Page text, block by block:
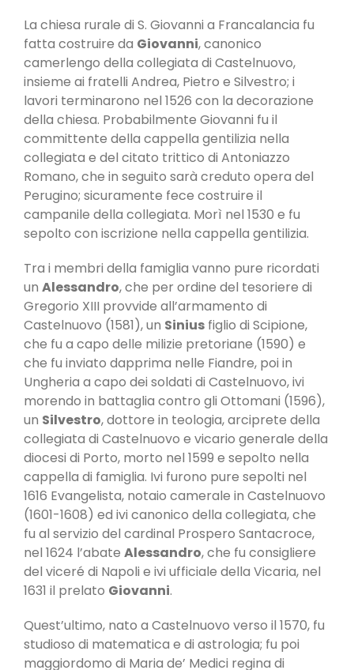
La chiesa rurale di S. Giovanni a Francalancia fu
fatta costruire da Giovanni, canonico
camerlengo della collegiata di Castelnuovo,
insieme ai fratelli Andrea, Pietro e Silvestro; i
lavori terminarono nel 1526 con la decorazione
della chiesa. Probabilmente Giovanni fu il
committente della cappella gentilizia nella
collegiata e del citato trittico di Antoniazzo
Romano, che in seguito sarà creduto opera del
Perugino; sicuramente fece costruire il
campanile della collegiata. Morì nel 1530 e fu
sepolto con iscrizione nella cappella gentilizia.
Tra i membri della famiglia vanno pure ricordati
un Alessandro, che per ordine del tesoriere di
Gregorio XIII provvide all’armamento di
Castelnuovo (1581), un Sinius figlio di Scipione,
che fu a capo delle milizie pretoriane (1590) e
che fu inviato dapprima nelle Fiandre, poi in
Ungheria a capo dei soldati di Castelnuovo, ivi
morendo in battaglia contro gli Ottomani (1596),
un Silvestro, dottore in teologia, arci­prete della
collegiata di Castelnuovo e vicario generale della
diocesi di Porto, morto nel 1599 e sepolto nella
cappella di famiglia. Ivi furono pure sepolti nel
1616 Evangelista, notaio camerale in Castelnuovo
(1601-1608) ed ivi canonico della collegiata, che
fu al servizio del cardinal Prospero Santacroce,
nel 1624 l’abate Alessandro, che fu consigliere
del viceré di Napoli e ivi ufficiale della Vicaria, nel
1631 il prelato Giovanni.
Quest’ultimo, nato a Castelnuovo verso il 1570, fu
studioso di matematica e di astrologia; fu poi
maggiordomo di Maria de’ Medici regina di